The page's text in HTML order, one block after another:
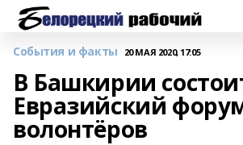
События и факты 20 МАЯ 2020, 17:05
В Башкирии
Евразийский
волонтёров